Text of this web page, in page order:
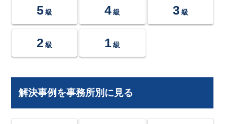
5 級 4 級 3 級
2 級 1 級
解決事例を事務所別に見る